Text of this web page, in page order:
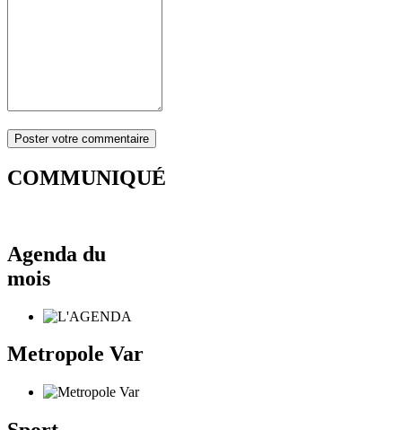
COMMUNIQUÉ
Agenda du
mois
Metropole Var